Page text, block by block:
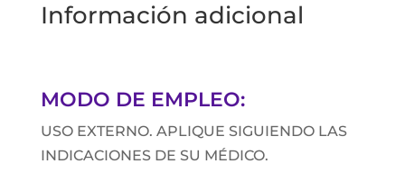
Información adicional
MODO DE EMPLEO:
USO EXTERNO. APLIQUE SIGUIENDO LAS
INDICACIONES DE SU MÉDICO.